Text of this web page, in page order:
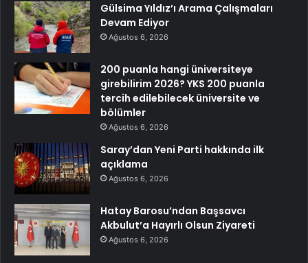
Gülsima Yıldız’ı Arama Çalışmaları
Devam Ediyor
Ağustos 6, 2026
200 puanla hangi üniversiteye
girebilirim 2026? YKS 200 puanla
tercih edilebilecek üniversite ve
bölümler
Ağustos 6, 2026
Saray’dan Yeni Parti hakkında ilk
açıklama
Ağustos 6, 2026
Hatay Barosu’ndan Başsavcı
Akbulut’a Hayırlı Olsun Ziyareti
Ağustos 6, 2026